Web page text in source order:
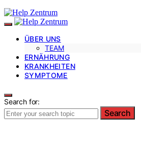
ÜBER UNS
TEAM
ERNÄHRUNG
KRANKHEITEN
SYMPTOME
Search for:
Search